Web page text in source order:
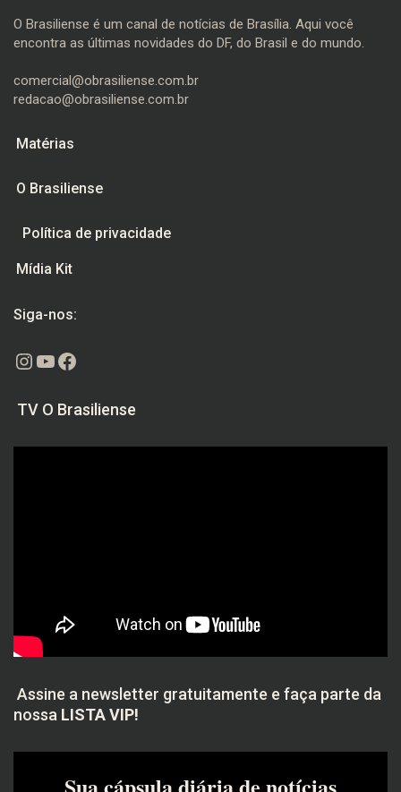
O Brasiliense é um canal de notícias de Brasília. Aqui você
encontra as últimas novidades do DF, do Brasil e do mundo.
comercial@obrasiliense.com.br
redacao@obrasiliense.com.br
Matérias
O Brasiliense
Política de privacidade
Mídia Kit
Siga-nos:
Instagram
Youtube
Facebook
TV O Brasiliense
Assine a newsletter gratuitamente e faça parte da
nossa LISTA VIP!